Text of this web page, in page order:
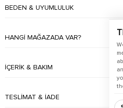
BEDEN & UYUMLULUK
HANGI MAĞAZADA VAR?
İÇERIK & BAKIM
TESLIMAT & İADE